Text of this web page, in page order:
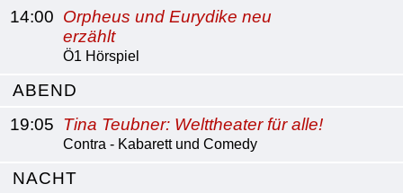
14:00 Orpheus und Eurydike neu
erzählt
Ö1 Hörspiel
ABEND
19:05 Tina Teubner: Welttheater für alle!
Contra - Kabarett und Comedy
NACHT